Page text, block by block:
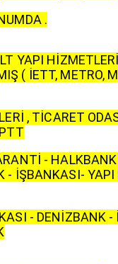
.
YAPI HİZMETLERİ
( İETT, METRO,
, TİCARET
- HALKBANK
- İŞBANKASI- YAPI
- DENİZBANK -